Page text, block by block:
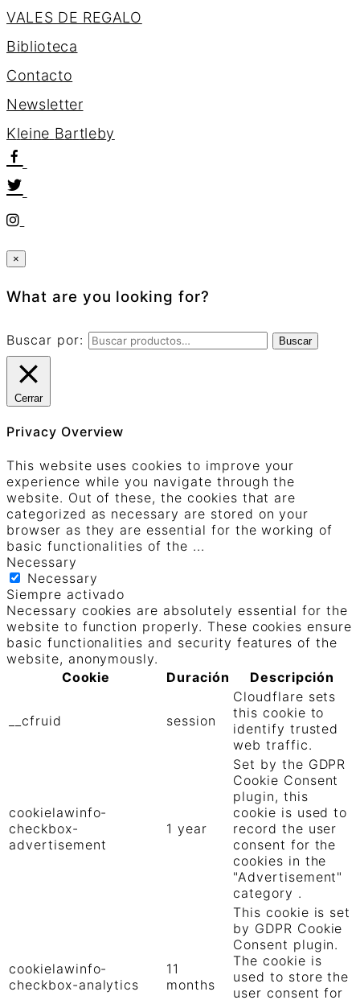
VALES DE REGALO
Biblioteca
Contacto
Newsletter
Kleine Bartleby
×
What are you looking for?
Buscar por: Buscar
Cerrar
Privacy Overview
This website uses cookies to improve your
experience while you navigate through the
website. Out of these, the cookies that are
categorized as necessary are stored on your
browser as they are essential for the working of
basic functionalities of the ...
Necessary
Necessary
Siempre activado
Necessary cookies are absolutely essential for the
website to function properly. These cookies ensure
basic functionalities and security features of the
website, anonymously.
Cookie
Duración Descripción
__cfruid session
Cloudflare sets
this cookie to
identify trusted
web traffic.
cookielawinfo-
checkbox-
advertisement
1 year
Set by the GDPR
Cookie Consent
plugin, this
cookie is used to
record the user
consent for the
cookies in the
"Advertisement"
category .
cookielawinfo-
checkbox-analytics
11
months
This cookie is set
by GDPR Cookie
Consent plugin.
The cookie is
used to store the
user consent for